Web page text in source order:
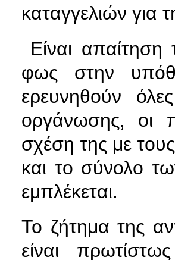
καταγγελιών για
Είναι απαίτηση
φως στην
ερευνηθούν
οργάνωσης, οι
σχέση της με
και το σύνολο
εμπλέκεται.
Το ζήτημα της
είναι